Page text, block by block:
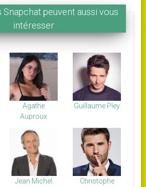
Snapchat peuvent aussi vous
intéresser
Agathe
Auproux
Guillaume Pley
Jean Michel
Christophe